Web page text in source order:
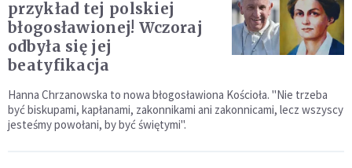
przykład tej polskiej
błogosławionej! Wczoraj
odbyła się jej
beatyfikacja
Hanna Chrzanowska to nowa błogosławiona Kościoła. "Nie trzeba
być biskupami, kapłanami, zakonnikami ani zakonnicami, lecz wszyscy
jesteśmy powołani, by być świętymi".